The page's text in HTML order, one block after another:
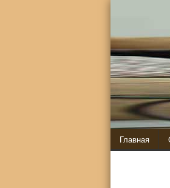
Главная